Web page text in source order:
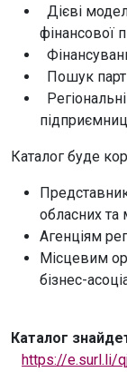
Дієві
фінансової
Пошук
Каталог буде
обласних та
Агенціям
Місцевим
бізнес-
Каталог
https://e.surl.li/